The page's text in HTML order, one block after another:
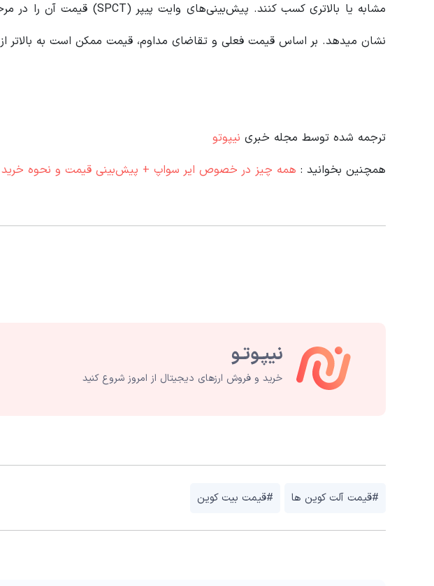
نشان میدهد. بر اساس قیمت فعلی و تقاضای مداوم، قیمت ممکن است به بالاتر
ترجمه شده توسط مجله خبری نیپوتو
همچنین بخوانید : همه چیز در خصوص ایر سواپ + پیش‌بینی قیمت و نحوه خرید
خرید و فروش ارزهای دیجیتال از امروز شروع کنید
#قیمت آلت کوین ها #قیمت بیت کوین